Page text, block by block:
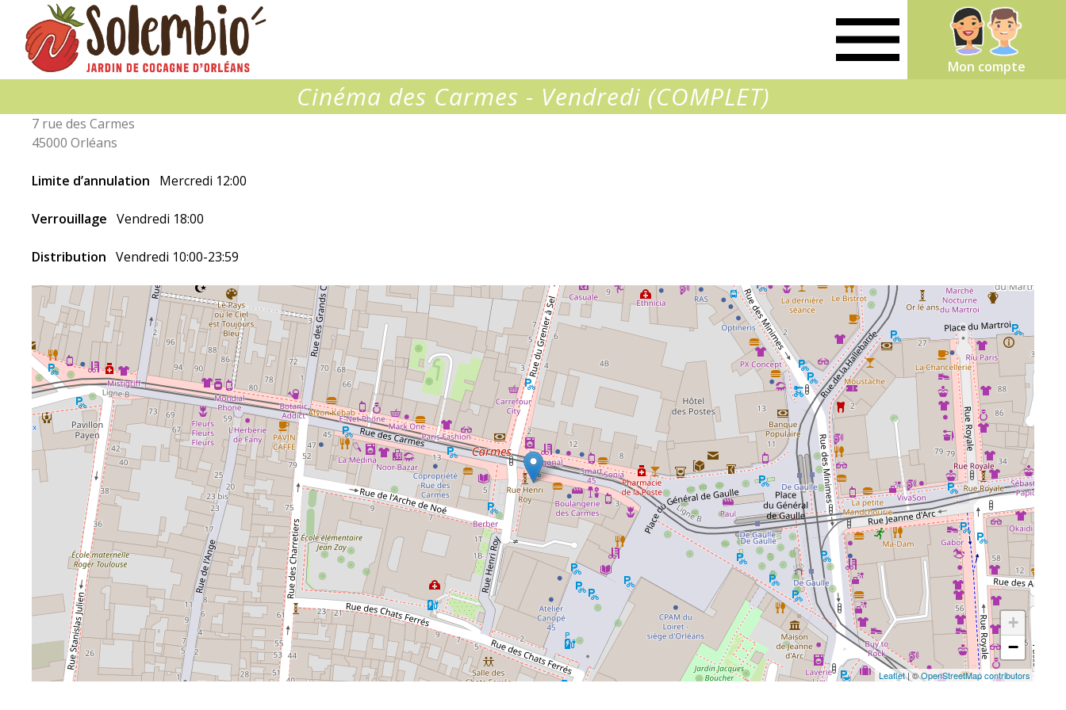
Mon compte
Cinéma des Carmes - Vendredi (COMPLET)
7 rue des Carmes
45000 Orléans
Limite d’annulation Mercredi 12:00
Verrouillage Vendredi 18:00
Distribution Vendredi 10:00-23:59
+
−
Leaflet| ©OpenStreetMap contributors